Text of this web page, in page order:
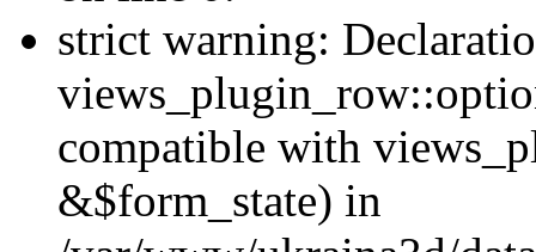
strict warning:
compatible with
&$form_state) in